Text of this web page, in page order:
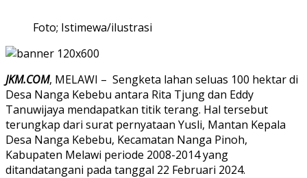
Foto; Istimewa/ilustrasi
JKM.COM, MELAWI – Sengketa lahan seluas 100 hektar di
Desa Nanga Kebebu antara Rita Tjung dan Eddy
Tanuwijaya mendapatkan titik terang. Hal tersebut
terungkap dari surat pernyataan Yusli, Mantan Kepala
Desa Nanga Kebebu, Kecamatan Nanga Pinoh,
Kabupaten Melawi periode 2008-2014 yang
ditandatangani pada tanggal 22 Februari 2024.